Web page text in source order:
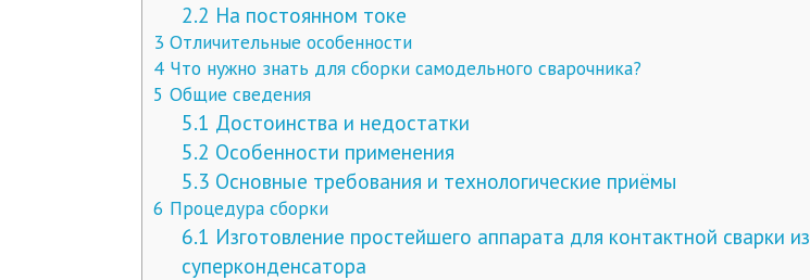
2.2 На постоянном токе
3 Отличительные особенности
4 Что нужно знать для сборки самодельного сварочника?
5 Общие сведения
5.1 Достоинства и недостатки
5.2 Особенности применения
5.3 Основные требования и технологические приёмы
6 Процедура сборки
6.1 Изготовление простейшего аппарата для контактной сварки из
суперконденсатора